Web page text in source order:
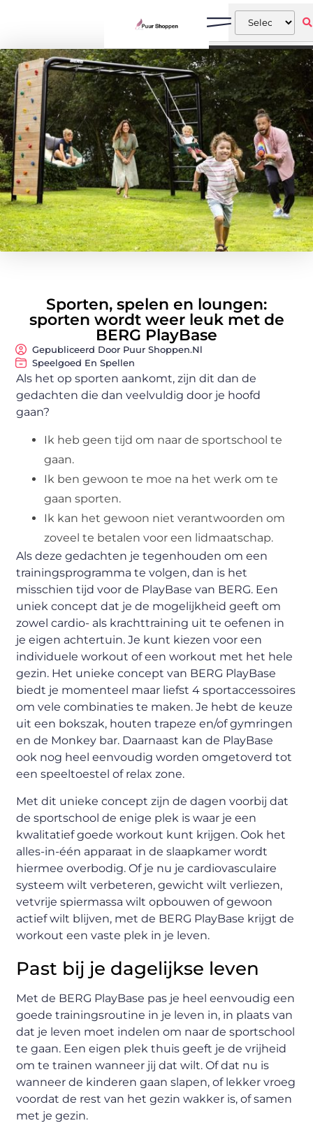
Sporten, spelen en loungen:
sporten wordt weer leuk met de
BERG PlayBase
Gepubliceerd Door Puur Shoppen.nl
Speelgoed En Spellen
Als het op sporten aankomt, zijn dit dan de
gedachten die dan veelvuldig door je hoofd
gaan?
Ik heb geen tijd om naar de sportschool te
gaan.
Ik ben gewoon te moe na het werk om te
gaan sporten.
Ik kan het gewoon niet verantwoorden om
zoveel te betalen voor een lidmaatschap.
Als deze gedachten je tegenhouden om een
trainingsprogramma te volgen, dan is het
misschien tijd voor de PlayBase van BERG. Een
uniek concept dat je de mogelijkheid geeft om
zowel cardio- als krachttraining uit te oefenen in
je eigen achtertuin. Je kunt kiezen voor een
individuele workout of een workout met het hele
gezin. Het unieke concept van BERG PlayBase
biedt je momenteel maar liefst 4 sportaccessoires
om vele combinaties te maken. Je hebt de keuze
uit een bokszak, houten trapeze en/of gymringen
en de Monkey bar. Daarnaast kan de PlayBase
ook nog heel eenvoudig worden omgetoverd tot
een speeltoestel of relax zone.
Met dit unieke concept zijn de dagen voorbij dat
de sportschool de enige plek is waar je een
kwalitatief goede workout kunt krijgen. Ook het
alles-in-één apparaat in de slaapkamer wordt
hiermee overbodig. Of je nu je cardiovasculaire
systeem wilt verbeteren, gewicht wilt verliezen,
vetvrije spiermassa wilt opbouwen of gewoon
actief wilt blijven, met de BERG PlayBase krijgt de
workout een vaste plek in je leven.
Past bij je dagelijkse leven
Met de BERG PlayBase pas je heel eenvoudig een
goede trainingsroutine in je leven in, in plaats van
dat je leven moet indelen om naar de sportschool
te gaan. Een eigen plek thuis geeft je de vrijheid
om te trainen wanneer jij dat wilt. Of dat nu is
wanneer de kinderen gaan slapen, of lekker vroeg
voordat de rest van het gezin wakker is, of samen
met je gezin.